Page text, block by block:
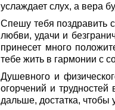
услаждает слух, а вера
Спешу тебя поздравить
любви, удачи и
принесет много
тебе жить в гармонии с
Душевного и
огорчений и
дальше, достатка, чтобы